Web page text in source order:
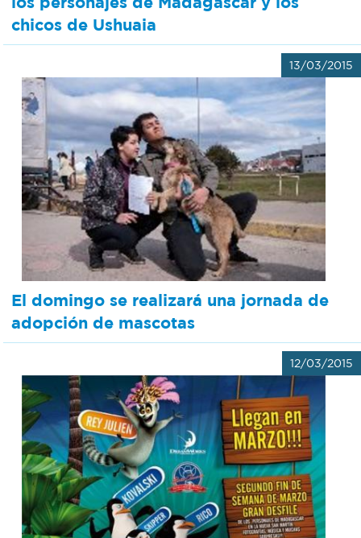
chicos de Ushuaia
13/03/2015
El domingo se realizará una jornada de
adopción de mascotas
12/03/2015